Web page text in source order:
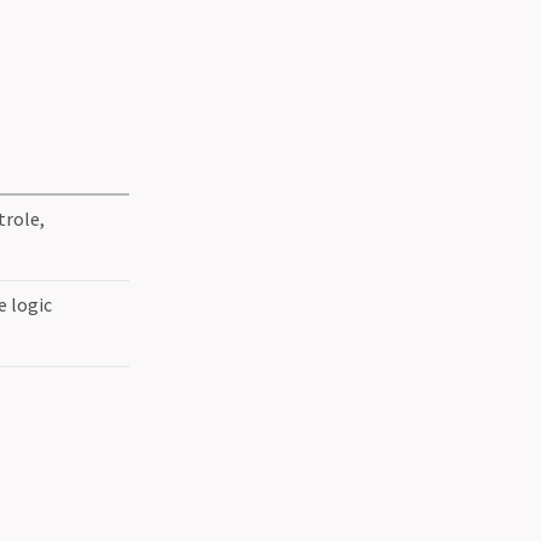
logic